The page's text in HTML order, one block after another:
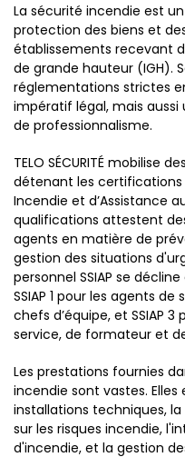
La sécurité incendie est
protection des biens et
établissements recevant
de grande hauteur (IGH).
réglementations strictes
impératif légal, mais
de professionnalisme.
TELO SÉCURITÉ mobilise
détenant les certifications
Incendie et d’Assistance
qualifications attestent
agents en matière de
gestion des situations
personnel SSIAP se
SSIAP 1 pour les agents de
chefs d’équipe, et SSIAP
service, de formateur et
Les prestations fournies
incendie sont vastes.
installations techniques,
sur les risques incendie,
d'incendie, et la gestion